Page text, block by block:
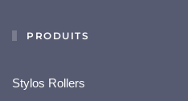
PRODUITS
Stylos Rollers